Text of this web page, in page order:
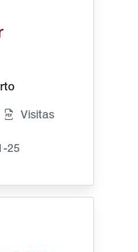
|
Visitas
25